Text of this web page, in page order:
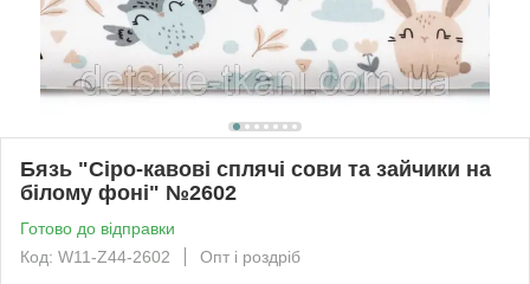
Бязь "Сіро-кавові сплячі сови та зайчики на
білому фоні" №2602
Готово до відправки
Код: W11-Z44-2602
Опт і роздріб